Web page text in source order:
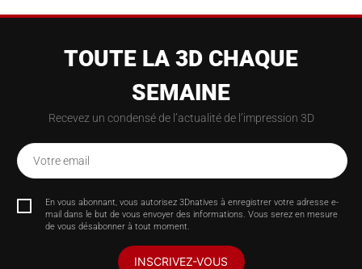
TOUTE LA 3D CHAQUE
SEMAINE
Recevez un condensé de l’actualité de l’impression 3D
Votre email
En vous abonnant, vous autorisez 3Dnatives à enregistrer votre adresse e-
mail dans le but de vous envoyer des informations. Vous serez en mesure
de vous désabonner à tout moment.
INSCRIVEZ-VOUS